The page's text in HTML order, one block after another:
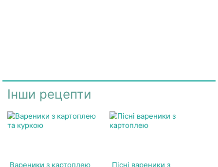
Інши рецепти
Вареники з картоплею
Пісні вареники з